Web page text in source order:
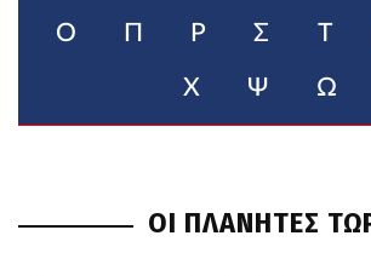
Ο Π Ρ Σ Τ
Χ Ψ Ω
ΟΙ ΠΛΑΝΗΤΕΣ